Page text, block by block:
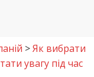
>Як вибрати
увагу під час